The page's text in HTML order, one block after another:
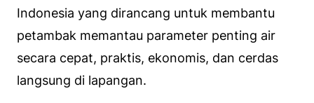
Indonesia yang dirancang untuk membantu
petambak memantau parameter penting air
secara cepat, praktis, ekonomis, dan cerdas
langsung di lapangan.